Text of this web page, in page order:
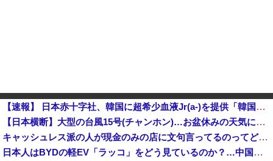
【速報】 日本赤十字社、韓国に超希少血液Jr(a-)を提供「韓国内では適合する血液を確保できなかった」※今回で4回目
【日本横断】大型の台風15号(チャンホン)…お盆休みの天気に影響するおそれ
キャッシュレス派の人が現金のみの店に文句言ってるのってどう思う？他
日本人はBYDの軽EV「ラッコ」をどう見ているのか？…中国メディア！